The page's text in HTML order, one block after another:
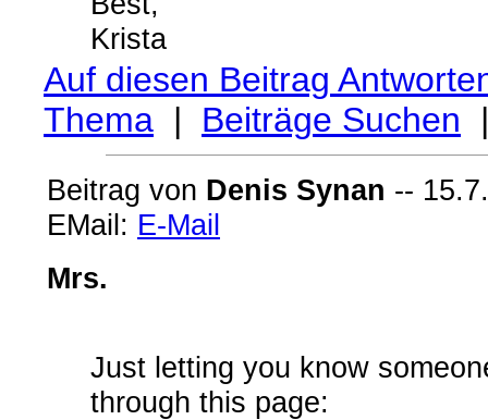
Krista
Auf diesen Beitrag
Thema | Beiträge Suchen
Beitrag von Denis Synan --
EMail: E-Mail
Mrs.
Just letting you know
through this page: